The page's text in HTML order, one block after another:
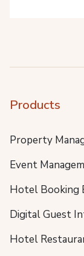
Products
Property
Event
Hotel Booking
Digital Guest
Hotel